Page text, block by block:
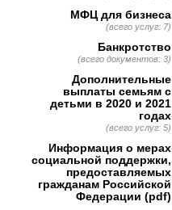
МФЦ для бизнеса
(всего услуг: 7)
Банкротство
(всего документов: 3)
Дополнительные
выплаты семьям с
детьми в 2020 и 2021
годах
(всего услуг: 5)
Информация о мерах
социальной поддержки,
предоставляемых
гражданам Российской
Федерации (pdf)